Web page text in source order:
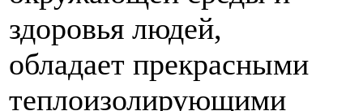
здоровья людей,
обладает прекрасными
теплоизолирующими